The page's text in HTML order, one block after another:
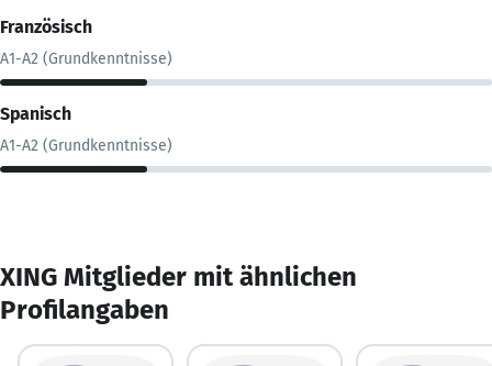
Französisch
A1-A2 (Grundkenntnisse)
Spanisch
A1-A2 (Grundkenntnisse)
XING Mitglieder mit ähnlichen
Profilangaben